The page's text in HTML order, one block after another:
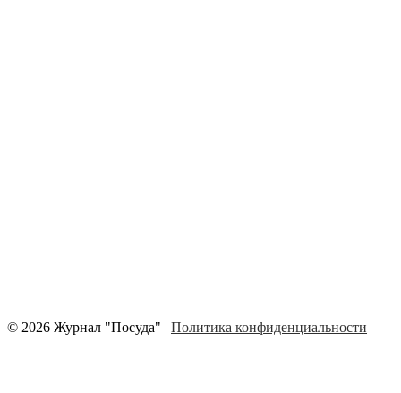
© 2026 Журнал "Посуда" | Политика конфиденциальности